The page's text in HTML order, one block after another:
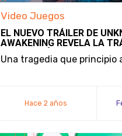
Video Juegos
EL NUEVO TRÁILER DE
AWAKENING REVELA LA
MOTIVACIÓN DE HAROONA
Una tragedia que principio
Hace 2 años